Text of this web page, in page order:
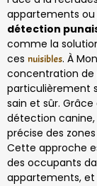
appartements ou
détection
comme la
ces nuisibles. À
concentration de
particulièrement
sain et sûr.
détection
précise des
Cette approche
des occupants
appartements, et